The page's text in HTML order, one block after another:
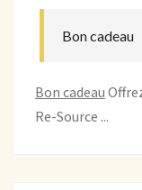
Bon cadeau
Bon cadeau
Re-Source ...